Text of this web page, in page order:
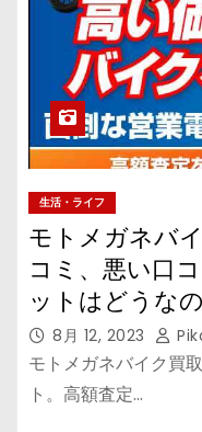
生活・ライフ
モトメガネバ
コミ、悪い口
ットはどうな
8月 12, 2023
モトメガネバイク買
ト。高額査定…